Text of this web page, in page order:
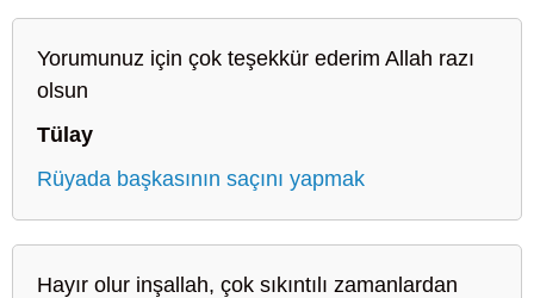
Yorumunuz için çok teşekkür ederim Allah razı
olsun
Tülay
Rüyada başkasının saçını yapmak
Hayır olur inşallah, çok sıkıntılı zamanlardan